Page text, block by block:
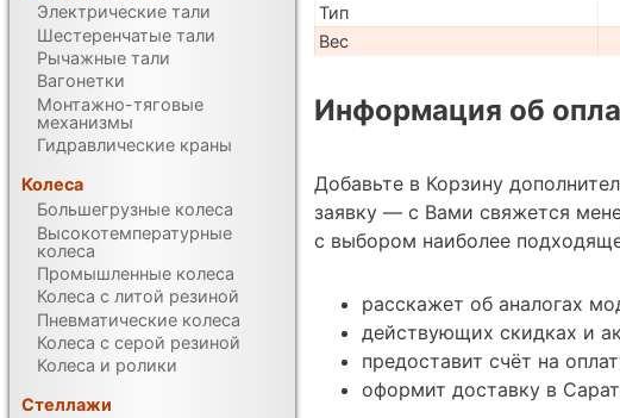
Тип
Вес
Информация об
Добавьте в Корзину
заявку — с Вами свяжется
с выбором наиболее
расскажет об аналогах
действующих скидках и
предоставит счёт на
оформит доставку в
Электрические тали
Шестеренчатые тали
Рычажные тали
Вагонетки
Монтажно-тяговые
механизмы
Гидравлические краны
Колеса
Большегрузные колеса
Высокотемпературные
колеса
Промышленные колеса
Колеса с литой резиной
Пневматические колеса
Колеса с серой резиной
Колеса и ролики
Стеллажи